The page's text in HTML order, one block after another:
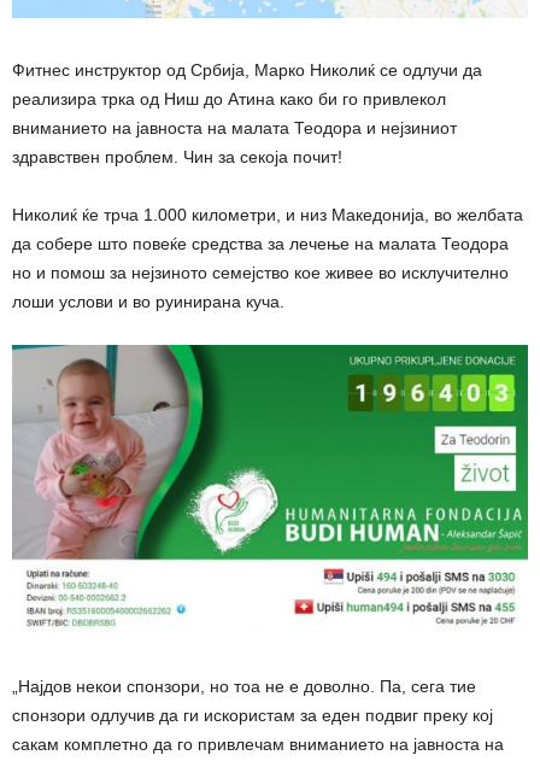
Фитнес инструктор од Србија, Марко Николиќ се одлучи да
реализира трка од Ниш до Атина како би го привлекол
вниманието на јавноста на малата Теодора и нејзиниот
здравствен проблем. Чин за секоја почит!
Николиќ ќе трча 1.000 километри, и низ Македонија, во желбата
да собере што повеќе средства за лечење на малата Теодора
но и помош за нејзиното семејство кое живее во исклучително
лоши услови и во руинирана куча.
„Најдов некои спонзори, но тоа не е доволно. Па, сега тие
спонзори одлучив да ги искористам за еден подвиг преку кој
сакам комплетно да го привлечам вниманието на јавноста на